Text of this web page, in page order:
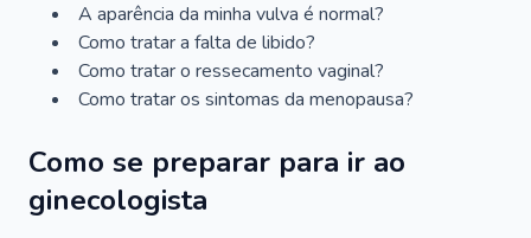
A aparência da minha vulva é normal?
Como tratar a falta de libido?
Como tratar o ressecamento vaginal?
Como tratar os sintomas da menopausa?
Como se preparar para ir ao
ginecologista